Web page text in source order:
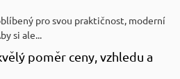
pro svou praktičnost, moderní
si ale...
poměr ceny, vzhledu a